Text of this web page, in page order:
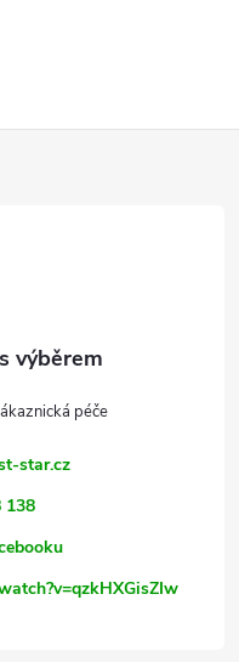
star.cz
138